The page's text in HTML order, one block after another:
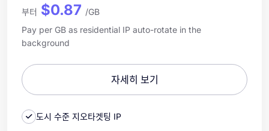
부터 $0.87 /GB
Pay per GB as residential IP auto-rotate in the
background
자세히 보기
도시 수준 지오타겟팅 IP